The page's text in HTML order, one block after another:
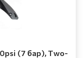
(7 бар), Two-